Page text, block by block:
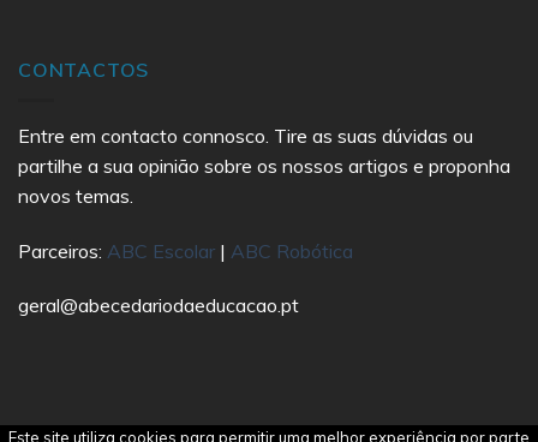
CONTACTOS
Entre em contacto connosco. Tire as suas dúvidas ou
partilhe a sua opinião sobre os nossos artigos e proponha
novos temas.
Parceiros: ABC Escolar | ABC Robótica
geral@abecedariodaeducacao.pt
Este site utiliza cookies para permitir uma melhor experiência por parte